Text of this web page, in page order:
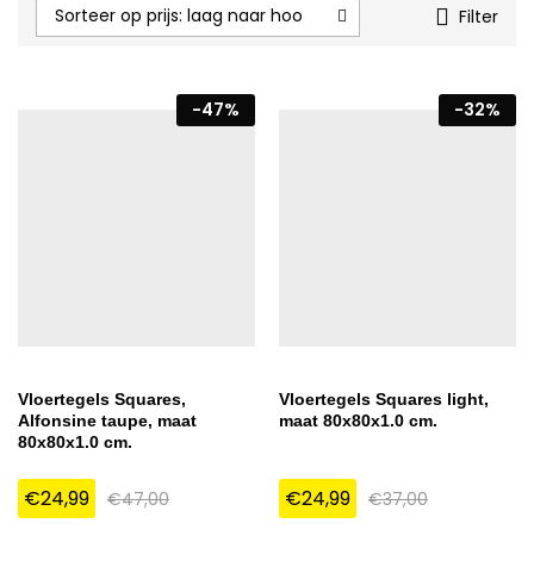
Filter
Sorteer op prijs: laag naar hoog
-47%
Vloertegels Squares,
Alfonsine taupe, maat
80x80x1.0 cm.
€24,99 €47,00
-32%
Vloertegels Squares light,
maat 80x80x1.0 cm.
€24,99 €37,00